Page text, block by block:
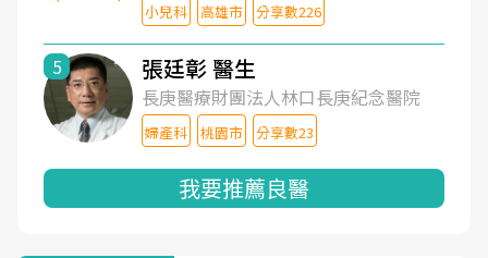
小兒科 高雄市 分享數226
5 張廷彰 醫生
長庚醫療財團法人林口長庚紀念醫院
婦產科 桃園市 分享數23
我要推薦良醫